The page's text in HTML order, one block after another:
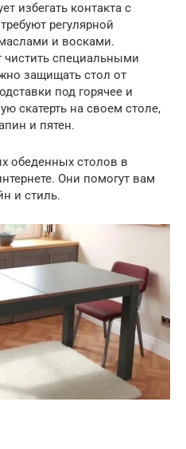
избегать контакта с
регулярной
и восками.
чистить специальными
защищать стол от
под горячее и
скатерть на своем столе,
и пятен.
обеденных столов в
Они помогут вам
и стиль.